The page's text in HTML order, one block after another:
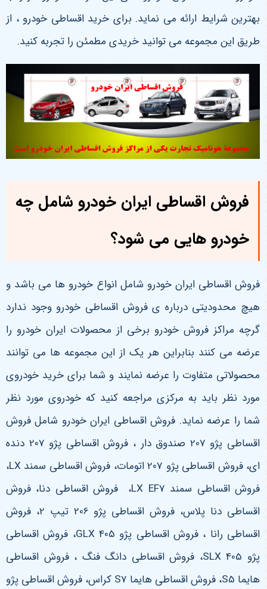
بهترین شرایط ارائه می نماید. برای خرید اقساطی خودرو ، از
طریق این مجموعه می توانید خریدی مطمئن را تجربه کنید.
فروش اقساطی ایران خودرو شامل چه
خودرو هایی می شود؟
فروش اقساطی ایران خودرو شامل انواع خودرو ها می باشد و
هیچ محدودیتی درباره ی فروش اقساطی خودرو وجود ندارد
گرچه مراکز فروش خودرو برخی از محصولات ایران خودرو را
عرضه می کنند بنابراین هر یک از این مجموعه ها می توانند
محصولاتی متفاوت را عرضه نمایند و شما برای خرید خودروی
مورد نظر باید به مرکزی مراجعه کنید که خودروی مورد نظر
شما را عرضه نماید. فروش اقساطی ایران خودرو شامل فروش
اقساطی پژو 207 صندوق دار ، فروش اقساطی پژو 207 دنده
ای، فروش اقساطی پژو 207 اتومات، فروش اقساطی سمند
،
فروش اقساطی سمند
، فروش اقساطی دنا، فروش
اقساطی دنا پلاس، فروش اقساطی پژو 206 تیپ 2، فروش
اقساطی رانا ، فروش اقساطی پژو 405
GLX
، فروش اقساطی
پژو 405
SLX
، فروش اقساطی دانگ فنگ ، فروش اقساطی
هایما
، فروش اقساطی هایما
کراس، فروش اقساطی پژو